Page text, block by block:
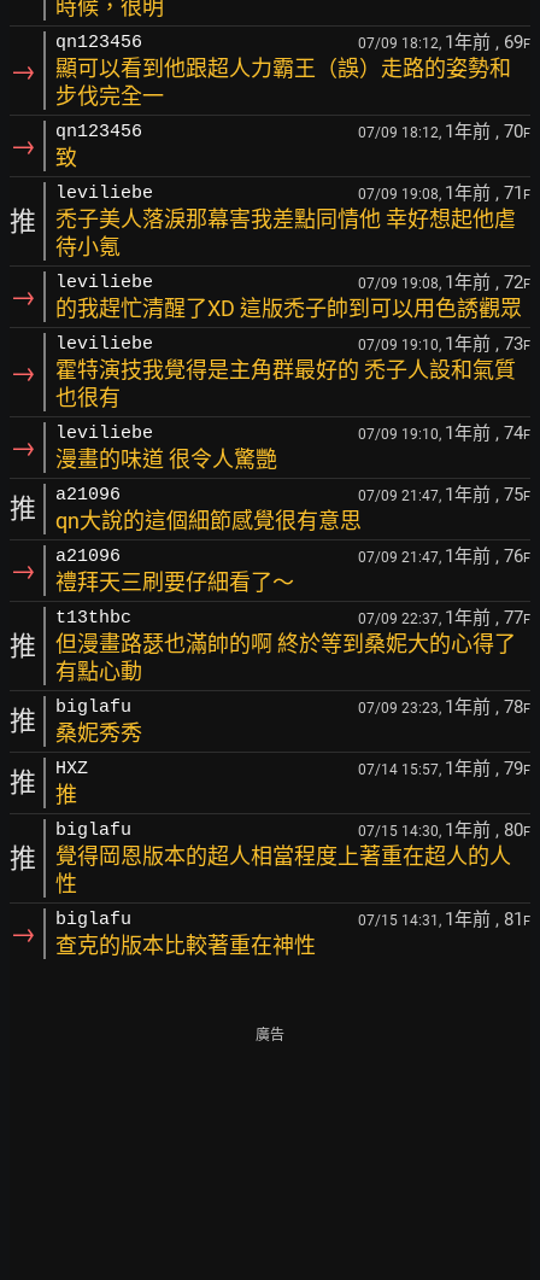
時候，很明
→
qn123456 07/09 18:12, 1年前 , 69F
顯可以看到他跟超人力霸王（誤）走路的姿勢和
步伐完全一
→ qn123456 07/09 18:12, 1年前 , 70F
致
推
leviliebe 07/09 19:08, 1年前 , 71 F
禿子美人落淚那幕害我差點同情他 幸好想起他虐
待小氪
→ leviliebe 07/09 19:08, 1年前 , 72F
的我趕忙清醒了XD 這版禿子帥到可以用色誘觀眾
→
leviliebe 07/09 19:10, 1年前 , 73F
霍特演技我覺得是主角群最好的 禿子人設和氣質
也很有
→ leviliebe 07/09 19:10, 1年前 , 74F
漫畫的味道 很令人驚艷
推 a21096 07/09 21:47, 1年前 , 75F
qn大說的這個細節感覺很有意思
→ a21096 07/09 21:47, 1年前 , 76F
禮拜天三刷要仔細看了～
推
t13thbc 07/09 22:37, 1年前 , 77F
但漫畫路瑟也滿帥的啊 終於等到桑妮大的心得了
有點心動
推 biglafu 07/09 23:23, 1年前 , 78F
桑妮秀秀
推 HXZ 07/14 15:57, 1年前 , 79F
推
推
biglafu 07/15 14:30, 1年前 , 80F
覺得岡恩版本的超人相當程度上著重在超人的人
性
→ biglafu 07/15 14:31, 1年前 , 81 F
查克的版本比較著重在神性
廣告